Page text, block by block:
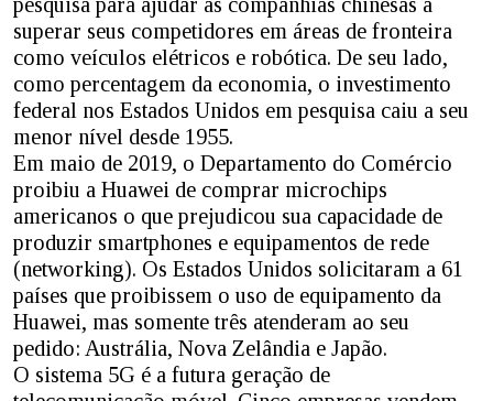
superar seus competidores em áreas de fronteira
como veículos elétricos e robótica. De seu lado,
como percentagem da economia, o investimento
federal nos Estados Unidos em pesquisa caiu a seu
menor nível desde 1955.
Em maio de 2019, o Departamento do Comércio
proibiu a Huawei de comprar microchips
americanos o que prejudicou sua capacidade de
produzir smartphones e equipamentos de rede
(networking). Os Estados Unidos solicitaram a 61
países que proibissem o uso de equipamento da
Huawei, mas somente três atenderam ao seu
pedido: Austrália, Nova Zelândia e Japão.
O sistema 5G é a futura geração de